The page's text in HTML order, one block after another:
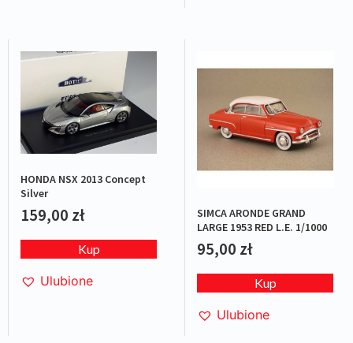
HONDA NSX 2013 Concept
Silver
159,00 zł
Kup
Ulubione
SIMCA ARONDE GRAND
LARGE 1953 RED L.E. 1/1000
95,00 zł
Kup
Ulubione